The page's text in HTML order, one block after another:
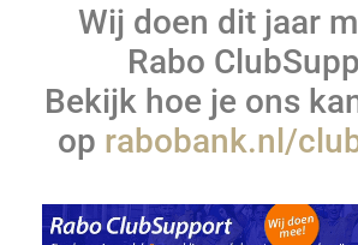
Wij doen dit jaar
Rabo
Bekijk hoe je ons
op rabobank.nl/